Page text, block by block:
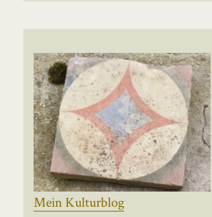
Mein Kulturblog